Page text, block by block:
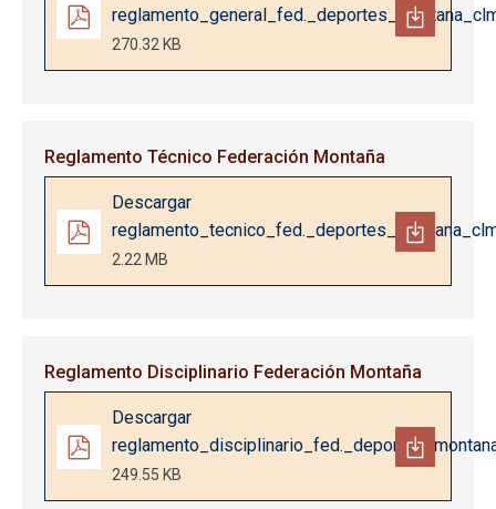
270.32 KB
Reglamento Técnico Federación Montaña
Documento
Descargar
2.22 MB
Reglamento Disciplinario Federación Montaña
Documento
Descargar
249.55 KB